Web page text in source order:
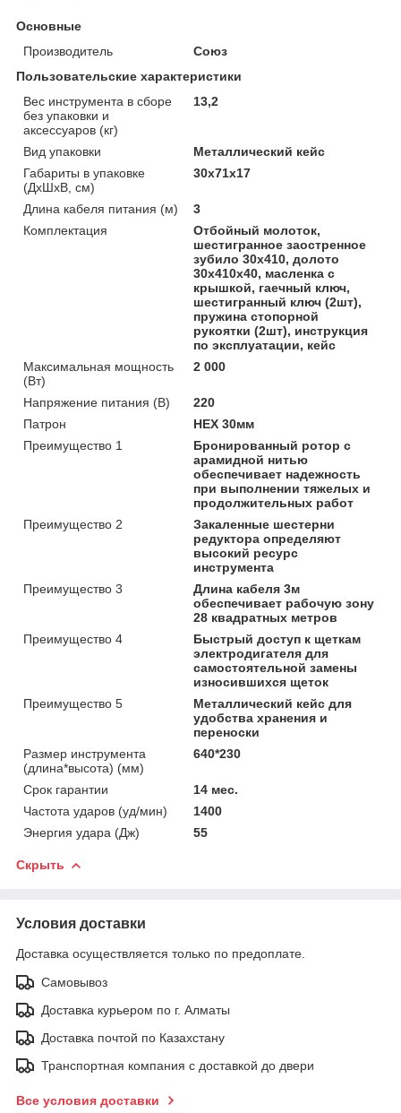
Основные
Производитель
Союз
Пользовательские характеристики
Вес инструмента в сборе
без упаковки и
аксессуаров (кг)
13,2
Вид упаковки
Металлический кейс
Габариты в упаковке
(ДхШхВ, см)
30x71x17
Длина кабеля питания (м)
3
Комплектация
Отбойный молоток,
шестигранное заостренное
зубило 30х410, долото
30х410х40, масленка с
крышкой, гаечный ключ,
шестигранный ключ (2шт),
пружина стопорной
рукоятки (2шт), инструкция
по эксплуатации, кейс
Максимальная мощность
(Вт)
2 000
Напряжение питания (В)
220
Патрон
HEX 30мм
Преимущество 1
Бронированный ротор с
арамидной нитью
обеспечивает надежность
при выполнении тяжелых и
продолжительных работ
Преимущество 2
Закаленные шестерни
редуктора определяют
высокий ресурс
инструмента
Преимущество 3
Длина кабеля 3м
обеспечивает рабочую зону
28 квадратных метров
Преимущество 4
Быстрый доступ к щеткам
электродигателя для
самостоятельной замены
износившихся щеток
Преимущество 5
Металлический кейс для
удобства хранения и
переноски
Размер инструмента
(длина*высота) (мм)
640*230
Срок гарантии
14 мес.
Частота ударов (уд/мин)
1400
Энергия удара (Дж)
55
Скрыть
Условия доставки
Доставка осуществляется только по предоплате.
Самовывоз
Доставка курьером по г. Алматы
Доставка почтой по Казахстану
Транспортная компания с доставкой до двери
Все условия доставки